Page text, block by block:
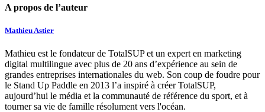
A propos de l’auteur
Mathieu Astier
Mathieu est le fondateur de TotalSUP et un expert en marketing
digital multilingue avec plus de 20 ans d’expérience au sein de
grandes entreprises internationales du web. Son coup de foudre pour
le Stand Up Paddle en 2013 l’a inspiré à créer TotalSUP,
aujourd’hui le média et la communauté de référence du sport, et à
tourner sa vie de famille résolument vers l'océan.